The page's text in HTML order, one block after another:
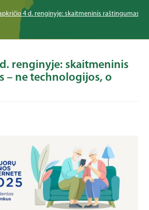
4 d. renginyje: skaitmeninis raštingumas –
renginyje: skaitmeninis
– ne technologijos, o